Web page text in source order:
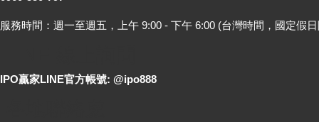
服務時間：週一至週五，上午 9:00 - 下午 6:00 (台灣時間，國定假
IPO贏家LINE官方帳號: @ipo888